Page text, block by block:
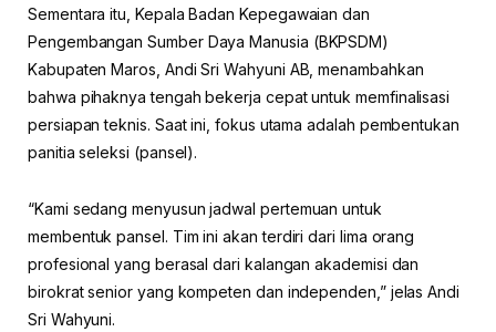
Sementara itu, Kepala Badan Kepegawaian dan
Pengembangan Sumber Daya Manusia (BKPSDM)
Kabupaten Maros, Andi Sri Wahyuni AB, menambahkan
bahwa pihaknya tengah bekerja cepat untuk memfinalisasi
persiapan teknis. Saat ini, fokus utama adalah pembentukan
panitia seleksi (pansel).
“Kami sedang menyusun jadwal pertemuan untuk
membentuk pansel. Tim ini akan terdiri dari lima orang
profesional yang berasal dari kalangan akademisi dan
birokrat senior yang kompeten dan independen,” jelas Andi
Sri Wahyuni.